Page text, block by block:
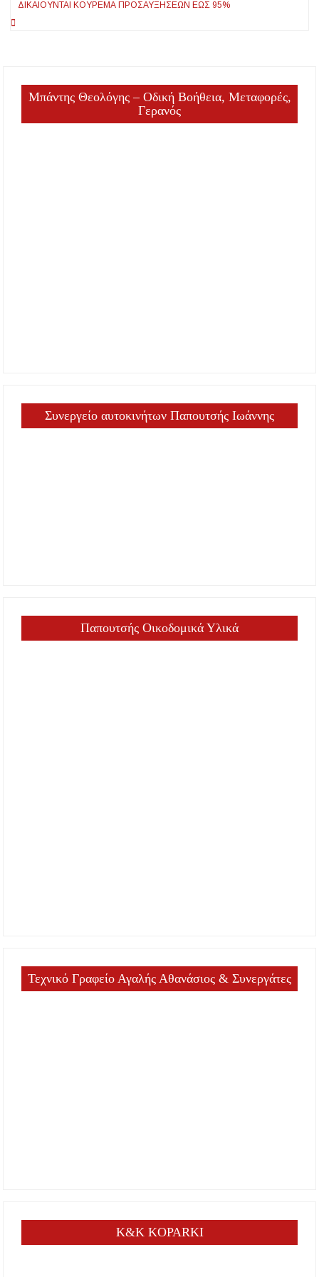
ΔΙΚΑΙΟΎΝΤΑΙ ΚΟΎΡΕΜΑ ΠΡΟΣΑΥΞΉΣΕΩΝ ΈΩΣ 95%
Μπάντης Θεολόγης – Οδική Βοήθεια, Μεταφορές,
Γερανός
Συνεργείο αυτοκινήτων Παπουτσής Ιωάννης
Παπουτσής Οικοδομικά Υλικά
Τεχνικό Γραφείο Αγαλής Αθανάσιος & Συνεργάτες
K&K KOPARKI